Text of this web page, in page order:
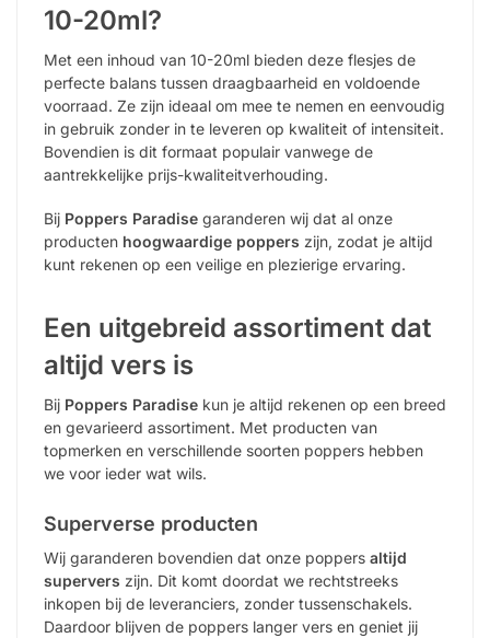
10-20ml?
Met een inhoud van 10-20ml bieden deze flesjes de
perfecte balans tussen draagbaarheid en voldoende
voorraad. Ze zijn ideaal om mee te nemen en eenvoudig
in gebruik zonder in te leveren op kwaliteit of intensiteit.
Bovendien is dit formaat populair vanwege de
aantrekkelijke prijs-kwaliteitverhouding.
Bij Poppers Paradise garanderen wij dat al onze
producten hoogwaardige poppers zijn, zodat je altijd
kunt rekenen op een veilige en plezierige ervaring.
Een uitgebreid assortiment dat
altijd vers is
Bij Poppers Paradise kun je altijd rekenen op een breed
en gevarieerd assortiment. Met producten van
topmerken en verschillende soorten poppers hebben
we voor ieder wat wils.
Superverse producten
Wij garanderen bovendien dat onze poppers altijd
supervers zijn. Dit komt doordat we rechtstreeks
inkopen bij de leveranciers, zonder tussenschakels.
Daardoor blijven de poppers langer vers en geniet jij